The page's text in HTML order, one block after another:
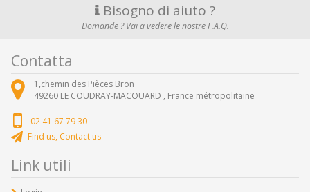
Bisogno di aiuto ?
Domande ? Vai a vedere le nostre F.A.Q.
Contatta
1,chemin des Pièces Bron
49260 LE COUDRAY-MACOUARD , France métropolitaine
02 41 67 79 30
Find us, Contact us
Link utili